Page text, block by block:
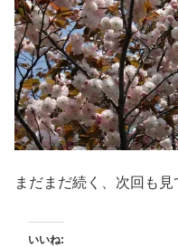
まだまだ続く、次回も見
いいね: